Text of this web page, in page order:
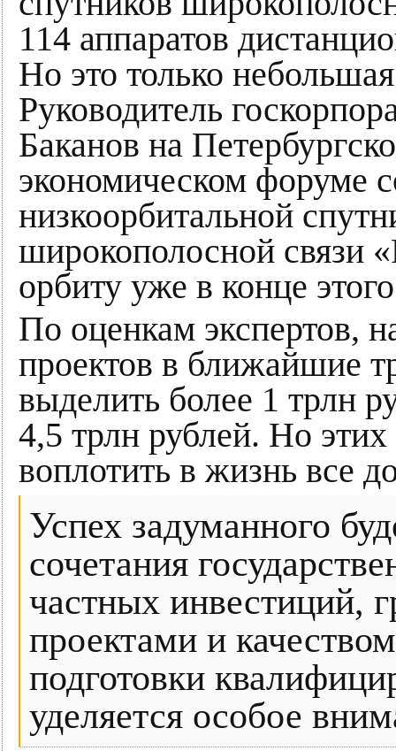
114 аппаратов
Но это только
Руководитель
Баканов на
экономическом форуме
низкоорбитальной
широкополосной связи
орбиту уже в конце
По оценкам экспертов,
проектов в ближайшие
выделить более 1 трлн
4,5 трлн рублей. Но
воплотить в жизнь все
Успех задуманного
сочетания
частных инвестиций,
проектами и
подготовки
уделяется особое